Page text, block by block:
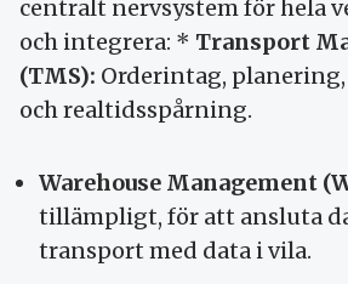
centralt nervsystem för hela
och integrera: * Transport
(TMS): Orderintag,
och realtidsspårning.
Warehouse Management
tillämpligt, för att ansluta
transport med data i vila.